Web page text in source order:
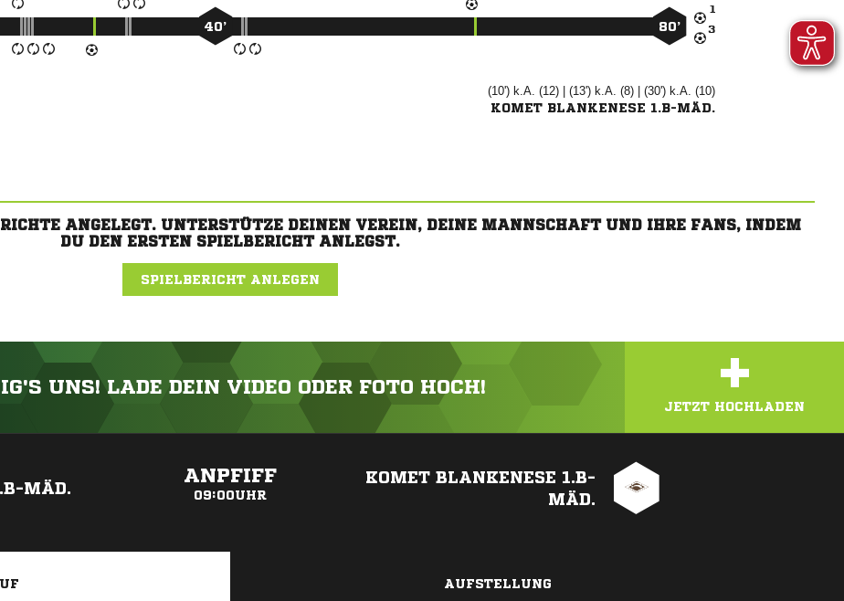


40’ 80’
(10') k.A. (12) | (13') k.A. (8) | (30') k.A. (10)
KOMET BLANKENESE 1.B-MÄD.
ANGELEGT. UNTERSTÜTZE DEINEN VEREIN, DEINE MANNSCHAFT UND IHRE FANS, INDEM
DU DEN ERSTEN SPIELBERICHT ANLEGST.
SPIELBERICHT ANLEGEN
UNS! LADE DEIN VIDEO ODER FOTO HOCH! +
JETZT HOCHLADEN
MÄD.
ANPFIFF
09:00UHR
KOMET BLANKENESE 1.B-
MÄD.
AUFSTELLUNG